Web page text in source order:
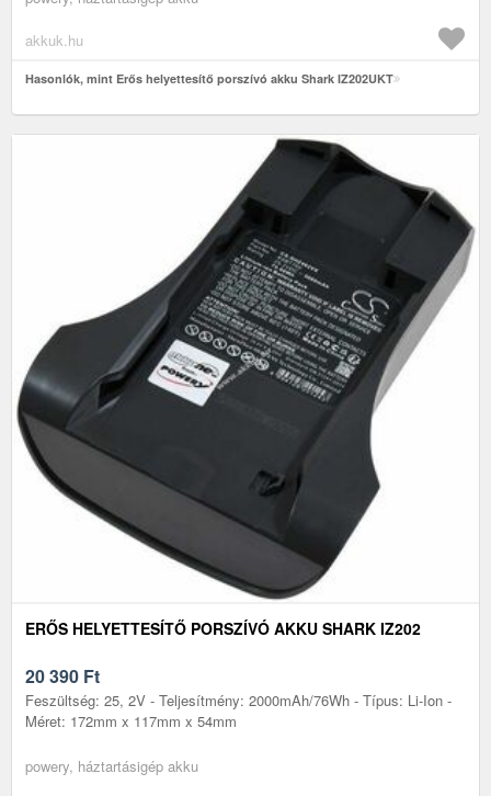
akkuk.hu
Hasonlók, mint Erős helyettesítő porszívó akku Shark IZ202UKT
ERŐS HELYETTESÍTŐ PORSZÍVÓ AKKU SHARK IZ202
20 390 Ft
Feszültség: 25, 2V - Teljesítmény: 2000mAh/76Wh - Típus: Li-Ion -
Méret: 172mm x 117mm x 54mm
powery, háztartásigép akku